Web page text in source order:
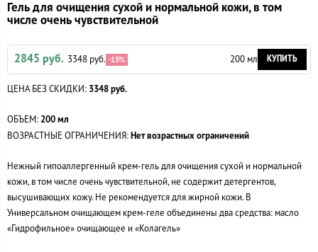
Гель для очищения сухой и нормальной кожи, в том
числе очень чувствительной
2845 руб. 3348 руб. -15% 200 мл КУПИТЬ
ЦЕНА БЕЗ СКИДКИ: 3348 руб.
ОБЪЕМ: 200 мл
ВОЗРАСТНЫЕ ОГРАНИЧЕНИЯ: Нет возрастных ограничений
Нежный гипоаллергенный крем-гель для очищения сухой и нормальной
кожи, в том числе очень чувствительной, не содержит детергентов,
высушивающих кожу. Не рекомендуется для жирной кожи. В
Универсальном очищающем крем-геле объединены два средства: масло
«Гидрофильное» очищающее и «Колагель»